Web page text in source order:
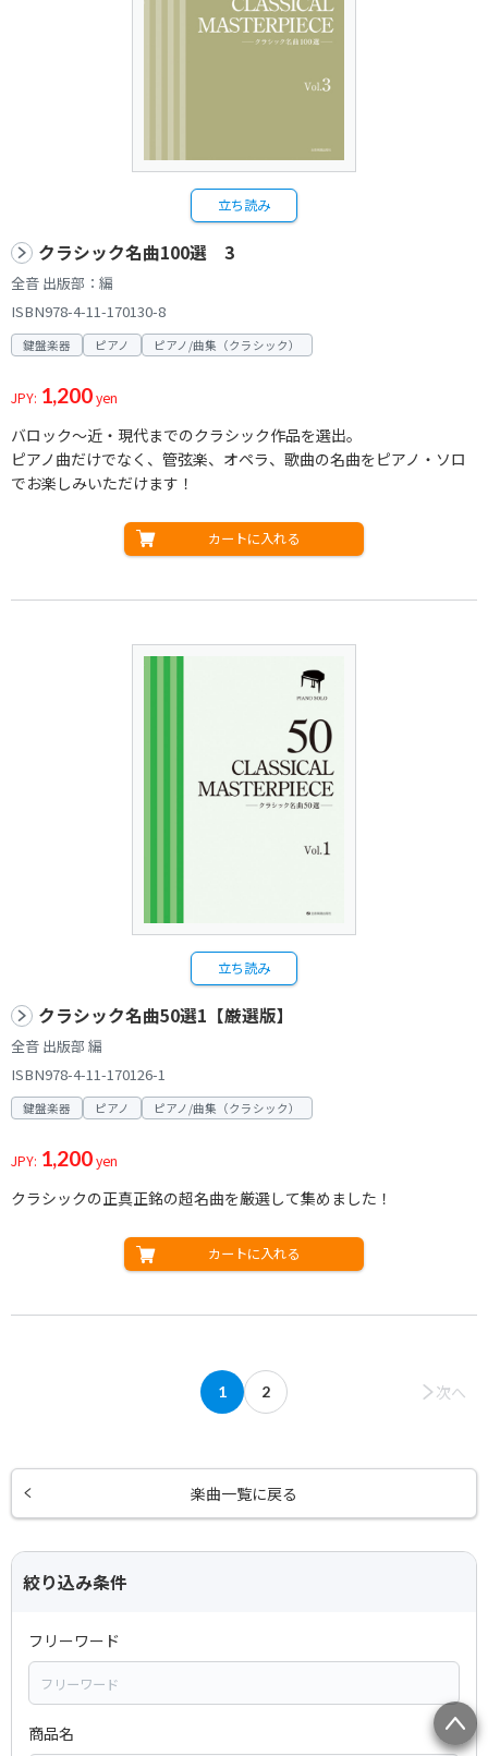
立ち読み
クラシック名曲100選 3
全音 出版部：編
ISBN978-4-11-170130-8
鍵盤楽器 ピアノ ピアノ/曲集（クラシック）
JPY: 1,200yen
バロック～近・現代までのクラシック作品を選出。
ピアノ曲だけでなく、管弦楽、オペラ、歌曲の名曲をピアノ・ソロ
でお楽しみいただけます！
カートに入れる
立ち読み
クラシック名曲50選1【厳選版】
全音 出版部 編
ISBN978-4-11-170126-1
鍵盤楽器 ピアノ ピアノ/曲集（クラシック）
JPY: 1,200yen
クラシックの正真正銘の超名曲を厳選して集めました！
カートに入れる
1 2 次へ
楽曲一覧に戻る
絞り込み条件
フリーワード
商品名